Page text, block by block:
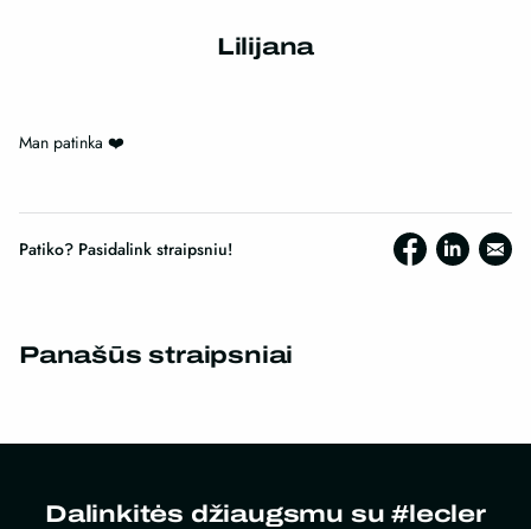
Lilijana
Man patinka ❤️
Patiko? Pasidalink straipsniu!
Panašūs straipsniai
Dalinkitės džiaugsmu su #lecler